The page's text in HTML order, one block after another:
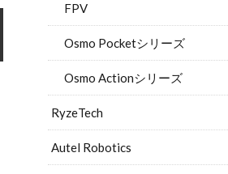
FPV
Osmo Pocketシリーズ
Osmo Actionシリーズ
RyzeTech
Autel Robotics